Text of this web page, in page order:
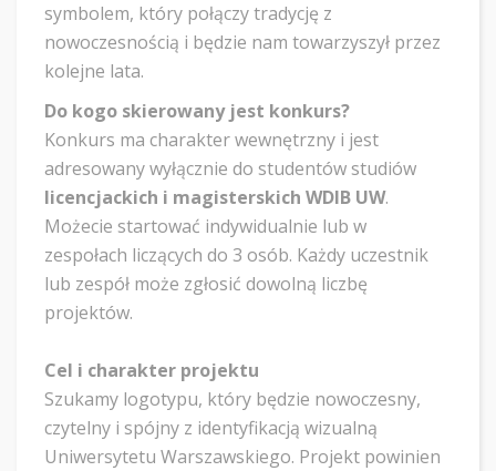
symbolem, który połączy tradycję z
nowoczesnością i będzie nam towarzyszył przez
kolejne lata.
​Do kogo skierowany jest konkurs?
​Konkurs ma charakter wewnętrzny i jest
adresowany wyłącznie do studentów studiów
licencjackich i magisterskich WDIB UW.
Możecie startować indywidualnie lub w
zespołach liczących do 3 osób. Każdy uczestnik
lub zespół może zgłosić dowolną liczbę
projektów.
Cel i charakter projektu
​Szukamy logotypu, który będzie nowoczesny,
czytelny i spójny z identyfikacją wizualną
Uniwersytetu Warszawskiego. Projekt powinien